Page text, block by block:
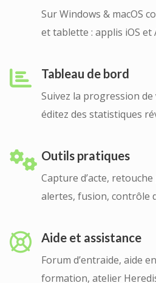
Sur Windows & macOS
et tablette : applis iOS et
Tableau de bord
Suivez la progression
éditez des statistiques
Outils pratiques
Capture d’acte,
alertes, fusion, contrôle
Aide et assistance
Forum d’entraide, aide
formation, atelier